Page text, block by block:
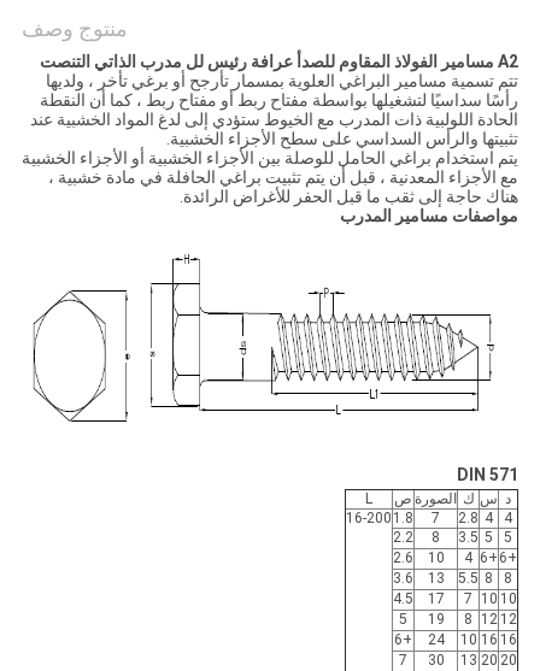
منتوج وصف
A2 مسامير الفولاذ المقاوم للصدأ عرافة رئيس لل مدرب الذاتي التنصت
تتم تسمية مسامير البراغي العلوية بمسمار تأرجح أو برغي تأخر ، ولديها
رأسًا سداسيًا لتشغيلها بواسطة مفتاح ربط أو مفتاح ربط ، كما أن النقطة
الحادة اللولبية ذات المدرب مع الخيوط ستؤدي إلى لدغ المواد الخشبية عند
تثبيتها والرأس السداسي على سطح الأجزاء الخشبية.
يتم استخدام براغي الحامل للوصلة بين الأجزاء الخشبية أو الأجزاء الخشبية
مع الأجزاء المعدنية ، قبل أن يتم تثبيت براغي الحافلة في مادة خشبية ،
هناك حاجة إلى ثقب ما قبل الحفر للأغراض الرائدة.
مواصفات مسامير المدرب
DIN 571
د س ك الصورة ص
L
4
4
2.8
7
1.8
16-200
5
5
3.5
8
2.2
+6
+6
4
10
2.6
8
8
5.5
13
3.6
10
10
7
17
4.5
12
12
8
19
5
16
16
10
24
+6
20
20
13
30
7